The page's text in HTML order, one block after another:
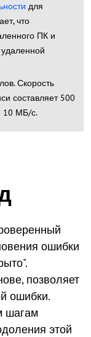
для
что
ПК и
Скорость
составляет 500
10 МБ/с.
ошибки
позволяет
ошибки.
шагам
этой